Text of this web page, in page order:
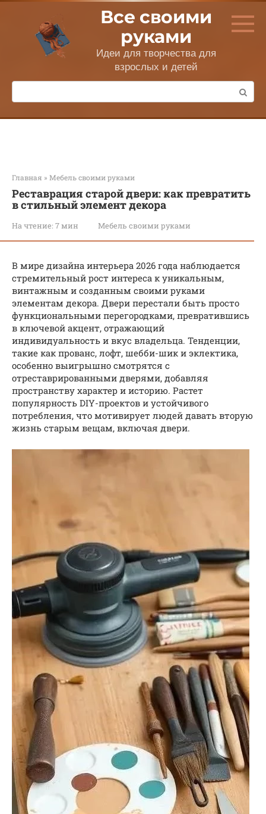
Перейти
контенту
Все своими
руками
Идеи для творчества для
взрослых и детей
Поиск:
Главная » Мебель своими руками
Реставрация старой двери: как превратить
в стильный элемент декора
На чтение: 7 мин Мебель своими руками
В мире дизайна интерьера 2026 года наблюдается
стремительный рост интереса к уникальным,
винтажным и созданным своими руками
элементам декора. Двери перестали быть просто
функциональными перегородками, превратившись
в ключевой акцент, отражающий
индивидуальность и вкус владельца. Тенденции,
такие как прованс, лофт, шебби-шик и эклектика,
особенно выигрышно смотрятся с
отреставрированными дверями, добавляя
пространству характер и историю. Растет
популярность DIY-проектов и устойчивого
потребления, что мотивирует людей давать вторую
жизнь старым вещам, включая двери.